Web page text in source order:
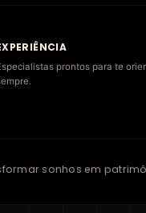
prontos para te
sonhos em